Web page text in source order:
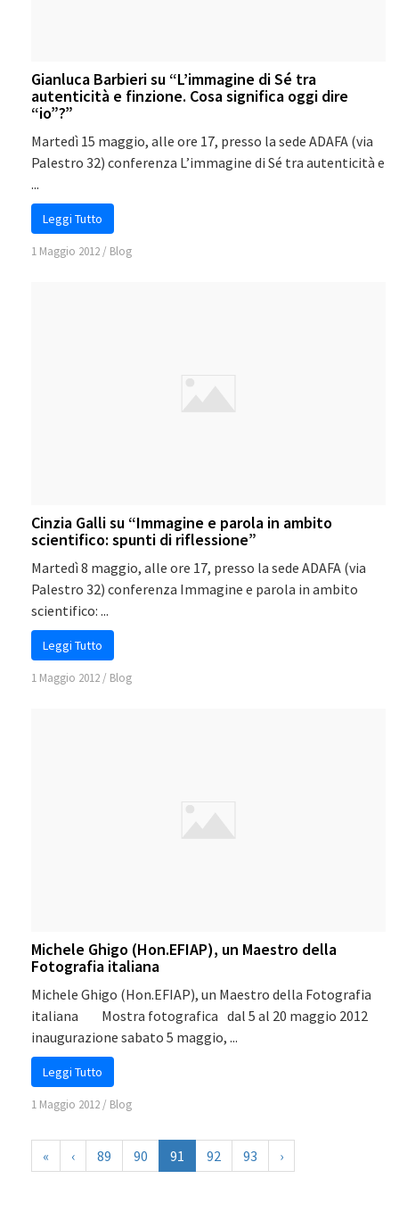
Gianluca Barbieri su “L’immagine di Sé tra
autenticità e finzione. Cosa significa oggi dire
“io”?”
Martedì 15 maggio, alle ore 17, presso la sede ADAFA (via
Palestro 32) conferenza L’immagine di Sé tra autenticità e
...
Leggi Tutto
1 Maggio 2012 / Blog
Cinzia Galli su “Immagine e parola in ambito
scientifico: spunti di riflessione”
Martedì 8 maggio, alle ore 17, presso la sede ADAFA (via
Palestro 32) conferenza Immagine e parola in ambito
scientifico: ...
Leggi Tutto
1 Maggio 2012 / Blog
Michele Ghigo (Hon.EFIAP), un Maestro della
Fotografia italiana
Michele Ghigo (Hon.EFIAP), un Maestro della Fotografia
italiana Mostra fotografica dal 5 al 20 maggio 2012
inaugurazione sabato 5 maggio, ...
Leggi Tutto
1 Maggio 2012 / Blog
« ‹ 89 90 91 92 93 ›